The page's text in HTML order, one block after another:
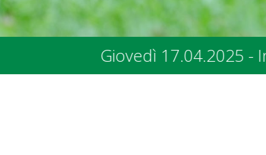
- Incontro con i